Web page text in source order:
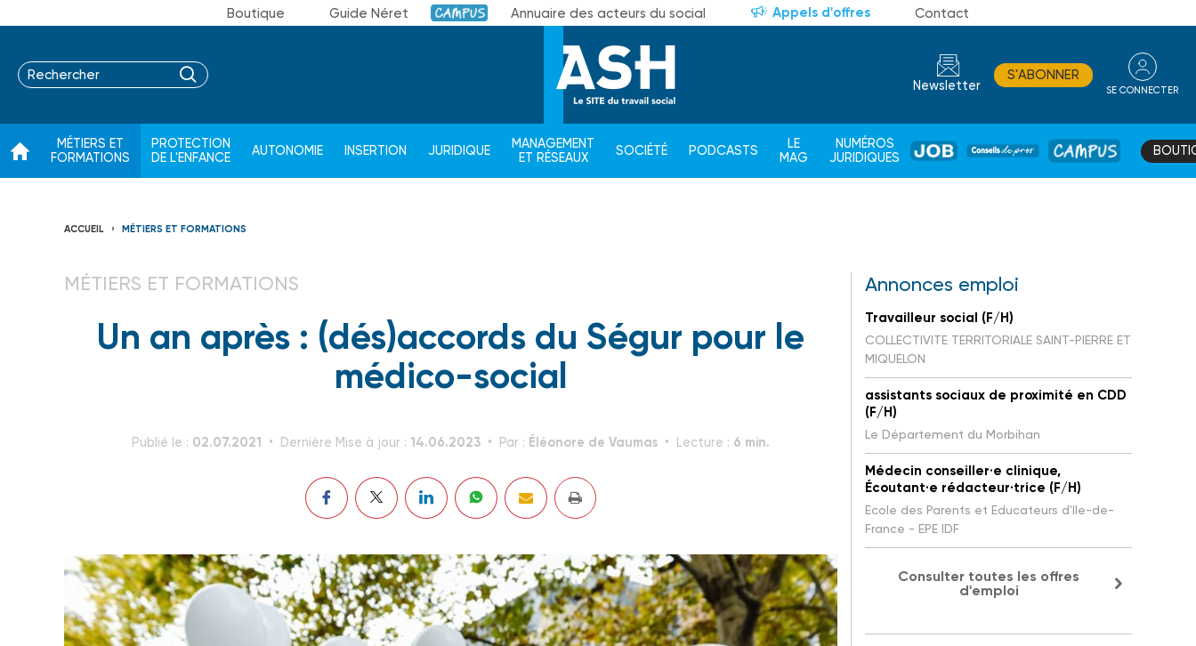
Boutique Guide Néret Campus Annuaire des acteurs du social Appels d'offres Contact
Newsletter
S'ABONNER
SE CONNECTER
MÉTIERS ET
FORMATIONS
PROTECTION
DE L'ENFANCE
AUTONOMIE INSERTION JURIDIQUE
MANAGEMENT
ET RÉSEAUX
SOCIÉTÉ PODCASTS
LE
MAG
NUMÉROS
JURIDIQUES
JOB
DE
CAMPUS
ACCUEIL MÉTIERS ET FORMATIONS
MÉTIERS ET FORMATIONS
Un an après : (dés)accords du Ségur pour le
médico-social
Publié le : 02.07.2021 Dernière Mise à jour : 14.06.2023 Par : Éléonore de Vaumas Lecture : 6 min.
Annonces emploi
Travailleur social (F/H)
COLLECTIVITE TERRITORIALE SAINT-PIERRE ET
MIQUELON
assistants sociaux de proximité en CDD
(F/H)
Le Département du Morbihan
Médecin conseiller·e clinique,
Écoutant·e rédacteur·trice (F/H)
Ecole des Parents et Educateurs d'Ile-de-
France - EPE IDF
Consulter toutes les offres
d'emploi